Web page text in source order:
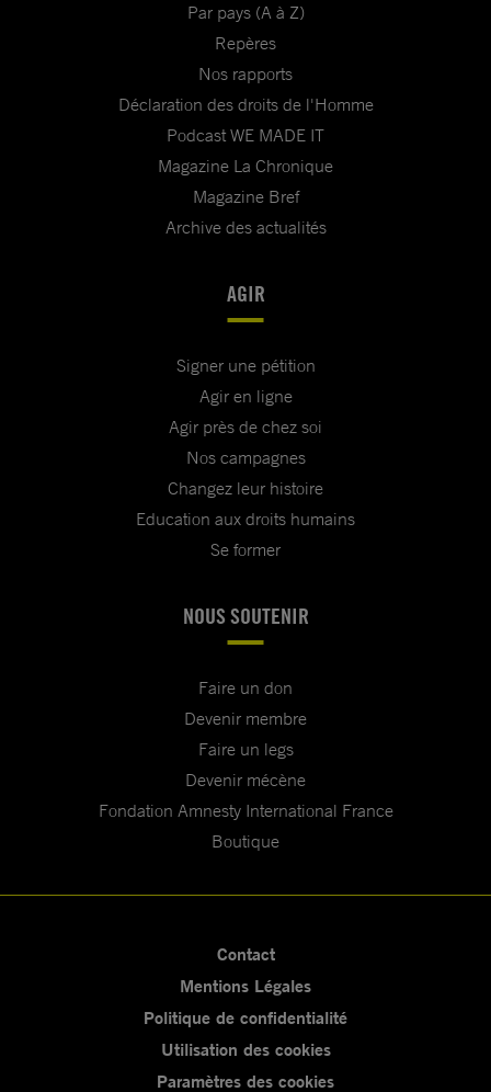
Par pays (A à Z)
Repères
Nos rapports
Déclaration des droits de l'Homme
Podcast WE MADE IT
Magazine La Chronique
Magazine Bref
Archive des actualités
AGIR
Signer une pétition
Agir en ligne
Agir près de chez soi
Nos campagnes
Changez leur histoire
Education aux droits humains
Se former
NOUS SOUTENIR
Faire un don
Devenir membre
Faire un legs
Devenir mécène
Fondation Amnesty International France
Boutique
Contact
Mentions Légales
Politique de confidentialité
Utilisation des cookies
Paramètres des cookies